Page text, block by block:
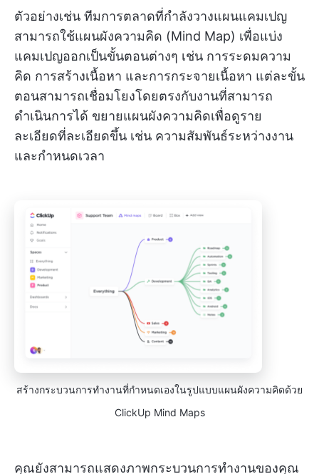
ตัวอย่างเช่น ทีมการตลาดที่กำลังวางแผนแคมเปญ
สามารถใช้แผนผังความคิด (Mind Map) เพื่อแบ่ง
แคมเปญออกเป็นขั้นตอนต่างๆ เช่น การระดมความ
คิด การสร้างเนื้อหา และการกระจายเนื้อหา แต่ละขั้น
ตอนสามารถเชื่อมโยงโดยตรงกับงานที่สามารถ
ดำเนินการได้ ขยายแผนผังความคิดเพื่อดูราย
ละเอียดที่ละเอียดขึ้น เช่น ความสัมพันธ์ระหว่างงาน
และกำหนดเวลา
สร้างกระบวนการทำงานที่กำหนดเองในรูปแบบแผนผังความคิดด้วย
ClickUp Mind Maps
คุณยังสามารถแสดงภาพกระบวนการทำงานของคุณ